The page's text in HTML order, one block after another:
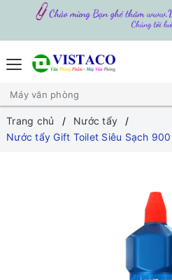
Trang chủ
Nước tẩy
Nước tẩy Gift Toilet Siêu Sạch